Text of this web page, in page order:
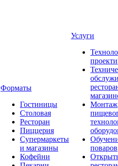
Форматы
Гостиницы
Столовая
Ресторан
Пиццерия
Супермаркеты
и магазины
Кофейни
Услуги
Монтаж
поваров